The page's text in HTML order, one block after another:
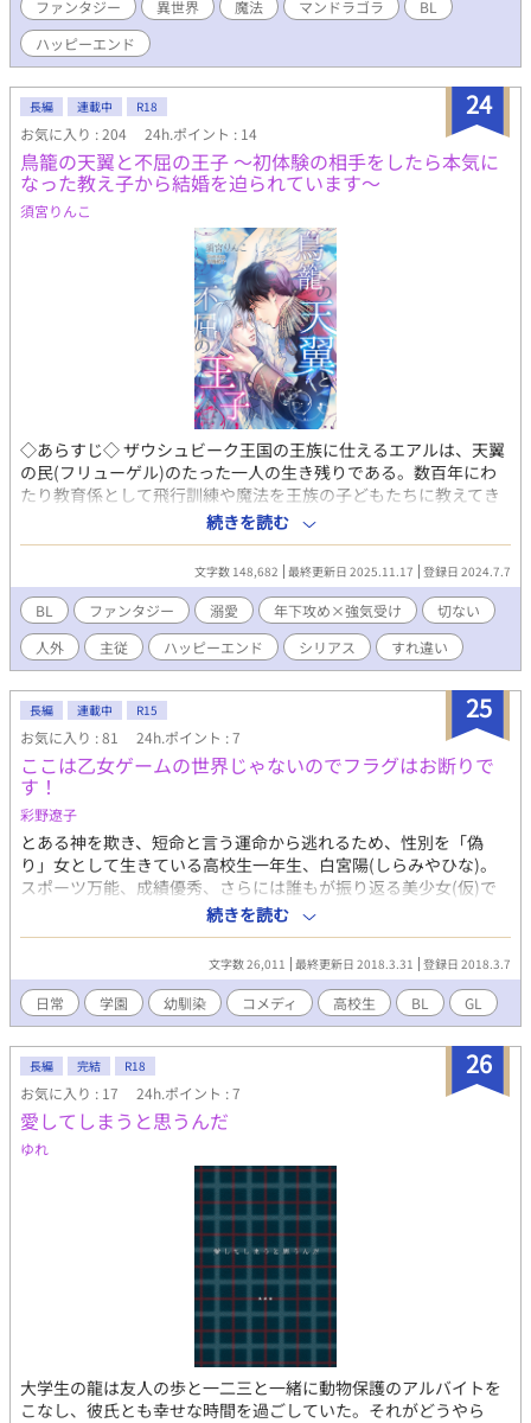
気なく暮らしていた。 そこへ現れたのは、『魔王』討伐を命じ
られた、初恋のひと、エドヴァルド。 エドヴァルドと自分が結
婚できない理由を、従姉で『魔王』のサナだと勘違いして一念発
起して暴走するイサギは、エドヴァルドとの男性同士の結婚を叶
えるために、アイゼン王国を救う勇者となる！ マンドラゴラも
活躍する、ラブコメです！ ボーイズラブを主軸とした、おとぎ
話のような優しい恋愛ファンタジー。(主人公がBLなだけで、他の
カップルはNL、GLもあります)
ファンタジー 異世界 魔法 マンドラゴラ
BL
ハッピーエンド
24
長編 連載中 R18
お気に入り : 204 24h.ポイント : 14
鳥籠の天翼と不屈の王子 ～初体験の相手をしたら本気に
なった教え子から結婚を迫られています～
須宮りんこ
◇あらすじ◇ ザウシュビーク王国の王族に仕えるエアルは、天翼
の民(フリューゲル)のたった一人の生き残りである。数百年にわ
たり教育係として飛行訓練や魔法を王族の子どもたちに教えてき
たエアルには、もう一つの仕事があった。それは十八歳になる王
子に夜の手ほどき――つまりセックスのやり方を教えるというも
の。 生意気がゆえに、ずっと子ども扱いしていたローシュ王子が
十八歳を迎えた夜。エアルはローシュと手ほどきという名のセッ
クスをする。自分の居場所を確保するために与えられた仕事を
淡々こなしてきたエアルだったが、ローシュとの行為の中に今ま
でに感じたことのない快感を覚える。その後ローシュの気持ちが
自分に向いていることを知るが、ローシュの想いに応えられない
とエアルが断ったことで、二人の間には距離ができる。 それから
二年後、成年王族となったローシュに改めてプロポーズされるエ
アルだったが――。 ※受けが攻め以外のキャラクターと性的な行
為をする描写がございます。苦手な方はご注意ください。 ※この
作品はエブリスタとムーンライトノベルズにも掲載しています。
◇表紙絵◇ 青城硝子 様(X：@aokiglass) ◇投稿時間◇ 8月中旬よ
り不定期連載 ◇作者より◇ 久しぶりの連載作品になります。よけ
れば気長にお付き合いいただけると嬉しいです。よろしくお願い
します！
続きを読む
文字数 148,682 最終更新日 2025.11.17 登録日 2024.7.7
BL ファンタジー 溺愛 年下攻め×強気受け
切ない
人外
主従 ハッピーエンド シリアス すれ違い
25
長編 連載中 R15
お気に入り : 81 24h.ポイント : 7
ここは乙女ゲームの世界じゃないのでフラグはお断りで
す！
彩野遼子
とある神を欺き、短命と言う運命から逃れるため、性別を「偽
り」女として生きている高校生一年生、白宮陽(しらみやひな)。
スポーツ万能、成績優秀、さらには誰もが振り返る美少女(仮)で
ある彼女の前に現れたのは、彼女が入学した私立青宮高校生徒会
執行部の「王」と呼ばれる生徒会長とそのメンバーたちを中心と
した「王子」と呼ばれるこの高校では名高いイケメン達だった。
しかし、外見だけ女子の陽にとって同性である彼らは恋愛対象に
なるはずもなく、さらに彼らはとにかく色々面倒くさい。そんな
わけで、陽の事情を知る幼馴染の黒坂虎向（くろさかこなた）、
同じクラスの頼りになるけどどこか変わっている姉御肌な女子生
徒、花石美律（はないしみのり）らとの平穏なスクールライフを
守るため、王子達とのフラグを全力で避ける事を心に決めた陽だ
ったが話はそううまくいくはずもなく、あちらのフラグを折れば
こちらのフラグが立ち、気が付いたら虎向とさえフラグが立ち始
めている始末。しかし、とにかく「フラグは全力で折る」を合言
葉に陽は今日もスクールライフを送る。 これはそんな全てを「偽
る」事を決めた少女とその幼馴染を中心に巻き起こるフラグと勘
違いが乱立するどたばたラブコメ(？)な学園生活物語である。
※BL/GL/NL入り混じってるので苦手な方はご注意ください。 ※2.
「なろう」様、カクヨム様にも投稿しています。
続きを読む
文字数 26,011 最終更新日 2018.3.31 登録日 2018.3.7
日常 学園 幼馴染 コメディ 高校生 BL GL
26
長編 完結 R18
お気に入り : 17 24h.ポイント : 7
愛してしまうと思うんだ
ゆれ
大学生の龍は友人の歩と一二三と一緒に動物保護のアルバイトを
こなし、彼氏とも幸せな時間を過ごしていた。それがどうやら